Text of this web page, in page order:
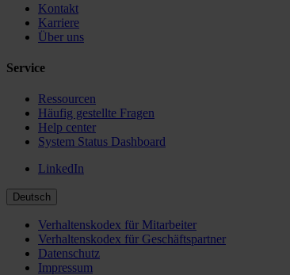
Kontakt
Karriere
Über uns
Service
Ressourcen
Häufig gestellte Fragen
Help center
System Status Dashboard
LinkedIn
Deutsch
Verhaltenskodex für Mitarbeiter
Verhaltenskodex für Geschäftspartner
Datenschutz
Impressum